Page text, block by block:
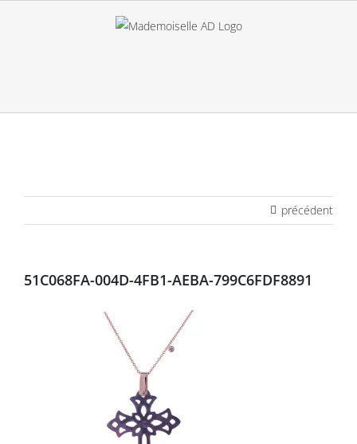
précédent
51C068FA-004D-4FB1-AEBA-799C6FDF8891